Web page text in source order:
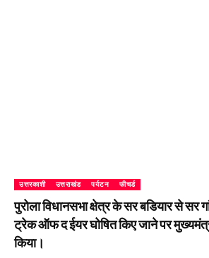
उत्तरकाशी उत्तराखंड पर्यटन फीचर्ड
पुरोला विधानसभा क्षेत्र के सर बडियार से
ट्रेक ऑफ द ईयर घोषित किए जाने पर
किया।